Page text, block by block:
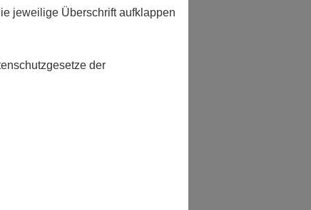
jeweilige Überschrift aufklappen
der